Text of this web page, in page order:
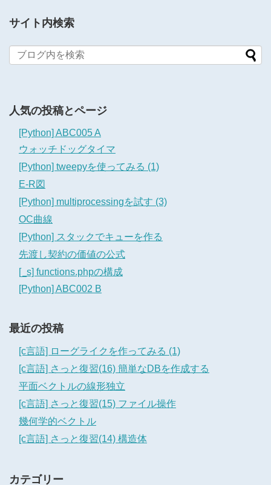
サイト内検索
人気の投稿とページ
[Python] ABC005 A
ウォッチドッグタイマ
[Python] tweepyを使ってみる (1)
E-R図
[Python] multiprocessingを試す (3)
OC曲線
[Python] スタックでキューを作る
先渡し契約の価値の公式
[_s] functions.phpの構成
[Python] ABC002 B
最近の投稿
[c言語] ローグライクを作ってみる (1)
[c言語] さっと復習(16) 簡単なDBを作成する
平面ベクトルの線形独立
[c言語] さっと復習(15) ファイル操作
幾何学的ベクトル
[c言語] さっと復習(14) 構造体
カテゴリー